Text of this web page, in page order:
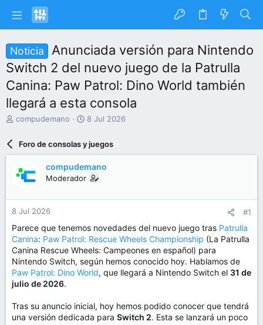
Noticia
Anunciada versión para Nintendo
Switch 2 del nuevo juego de la Patrulla
Canina: Paw Patrol: Dino World también
llegará a esta consola
I
a
r
d
e
l
t
e
m
a
compudemano
F
c
h
d
e
n
o
8 Jul 2026
Foro de consolas y juegos
compudemano
Moderador
8 Jul 2026 #1
Parece que tenemos novedades del nuevo juego tras Patrulla
Canina: Paw Patrol: Rescue Wheels Championship (La Patrulla
Canina Rescue Wheels: Campeones en español) para
Nintendo Switch, según hemos conocido hoy. Hablamos de
Paw Patrol: Dino World, que llegará a Nintendo Switch el 31 de
julio de 2026.
Tras su anuncio inicial, hoy hemos podido conocer que tendrá
una versión dedicada para Switch 2. Esta se lanzará un poco